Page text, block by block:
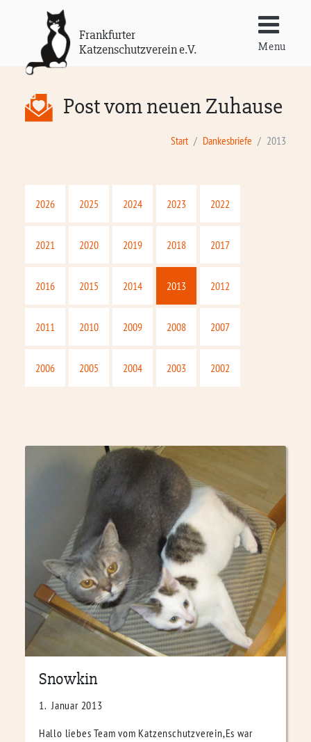
Frankfurter
Katzenschutzverein e.V.
Menu
Post vom neuen Zuhause
Start Dankesbriefe 2013
2026 2025 2024 2023 2022
2021 2020 2019 2018 2017
2016 2015 2014 2013 2012
2011 2010 2009 2008 2007
2006 2005 2004 2003 2002
Snowkin
1. Januar 2013
Hallo liebes Team vom Katzenschutzverein,Es war